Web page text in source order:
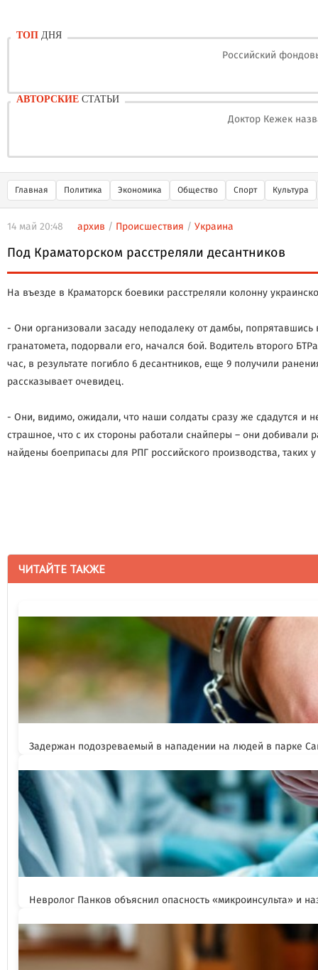
ТОП ДНЯ
Российский
АВТОРСКИЕ СТАТЬИ
Доктор Кежек
Главная Политика Экономика Общество Спорт Культура
ЧИТАЙТЕ ТАКЖЕ
Задержан подозреваемый в нападении на людей в парке
Невролог Панков объяснил опасность «микроинсульта» и
14 май 20:48 архив / Происшествия / Украина
Под Краматорском расстреляли десантников
На въезде в Краматорск боевики расстреляли колонну
- Они организовали засаду неподалеку от дамбы, попрятавшись
гранатомета, подорвали его, начался бой. Водитель второго
час, в результате погибло 6 десантников, еще 9 получили
рассказывает очевидец.
- Они, видимо, ожидали, что наши солдаты сразу же сдадутся и
страшное, что с их стороны работали снайперы – они добивали
найдены боеприпасы для РПГ российского производства,